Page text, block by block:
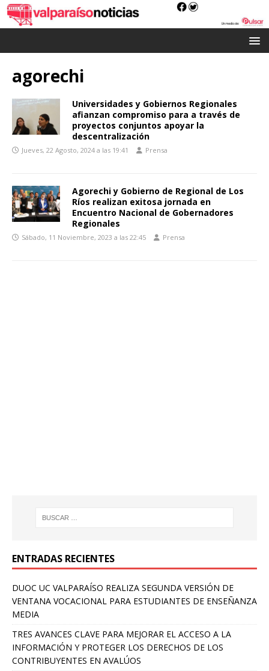
agorechi
Universidades y Gobiernos Regionales
afianzan compromiso para a través de
proyectos conjuntos apoyar la
descentralización
Jueves, 22 Agosto, 2024 a las 19:41 Prensa
Agorechi y Gobierno de Regional de Los
Ríos realizan exitosa jornada en
Encuentro Nacional de Gobernadores
Regionales
Sábado, 11 Noviembre, 2023 a las 22:45 Prensa
ENTRADAS RECIENTES
DUOC UC VALPARAÍSO REALIZA SEGUNDA VERSIÓN DE
VENTANA VOCACIONAL PARA ESTUDIANTES DE ENSEÑANZA
MEDIA
TRES AVANCES CLAVE PARA MEJORAR EL ACCESO A LA
INFORMACIÓN Y PROTEGER LOS DERECHOS DE LOS
CONTRIBUYENTES EN AVALÚOS